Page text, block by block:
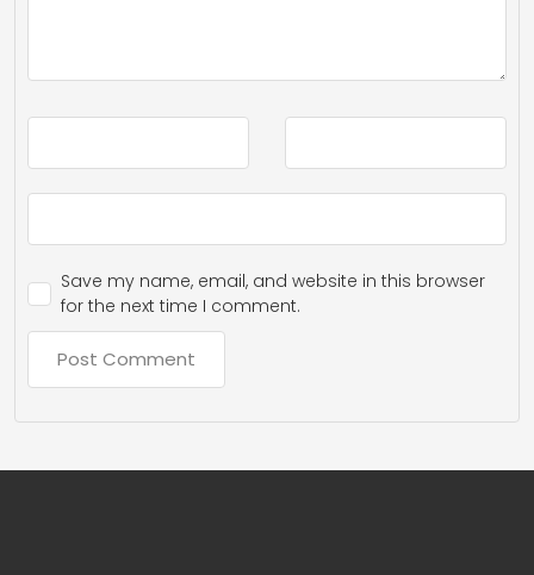
Save my name, email, and website in this browser
for the next time I comment.